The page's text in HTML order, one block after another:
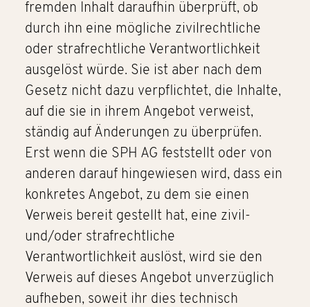
fremden Inhalt daraufhin überprüft, ob
durch ihn eine mögliche zivilrechtliche
oder strafrechtliche Verantwortlichkeit
ausgelöst würde. Sie ist aber nach dem
Gesetz nicht dazu verpflichtet, die Inhalte,
auf die sie in ihrem Angebot verweist,
ständig auf Änderungen zu überprüfen.
Erst wenn die SPH AG feststellt oder von
anderen darauf hingewiesen wird, dass ein
konkretes Angebot, zu dem sie einen
Verweis bereit gestellt hat, eine zivil-
und/oder strafrechtliche
Verantwortlichkeit auslöst, wird sie den
Verweis auf dieses Angebot unverzüglich
aufheben, soweit ihr dies technisch